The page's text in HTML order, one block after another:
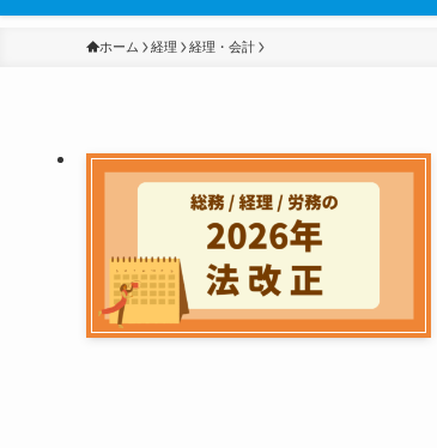
ホーム 経理 経理・会計